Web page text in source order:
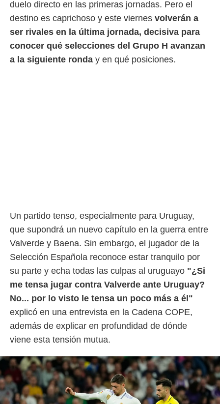
en
en
en
crear un
uso de
contenido
medir el
de la
el
de
a través
de
de
uso de
con el
duelo directo en las primeras jornadas. Pero el
destino es caprichoso y este viernes volverán a
ser rivales en la última jornada, decisiva para
conocer qué selecciones del Grupo H avanzan
a la siguiente ronda y en qué posiciones.
Un partido tenso, especialmente para Uruguay,
que supondrá un nuevo capítulo en la guerra entre
Valverde y Baena. Sin embargo, el jugador de la
Selección Española reconoce estar tranquilo por
su parte y echa todas las culpas al uruguayo "¿Si
me tensa jugar contra Valverde ante Uruguay?
No... por lo visto le tensa un poco más a él"
explicó en una entrevista en la Cadena COPE,
además de explicar en profundidad de dónde
viene esta tensión mutua.